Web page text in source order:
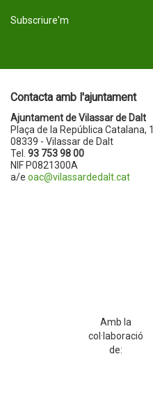
Subscriure'm
Contacta amb l'ajuntament
Ajuntament de Vilassar de Dalt
Plaça de la República Catalana, 1
08339 - Vilassar de Dalt
Tel. 93 753 98 00
NIF P0821300A
a/e oac@vilassardedalt.cat
Amb la
col·laboració
de: